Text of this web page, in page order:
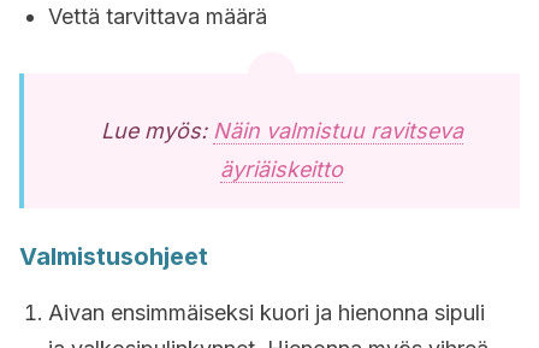
Vettä tarvittava määrä
Lue myös: Näin valmistuu ravitseva
äyriäiskeitto
Valmistusohjeet
Aivan ensimmäiseksi kuori ja hienonna sipuli